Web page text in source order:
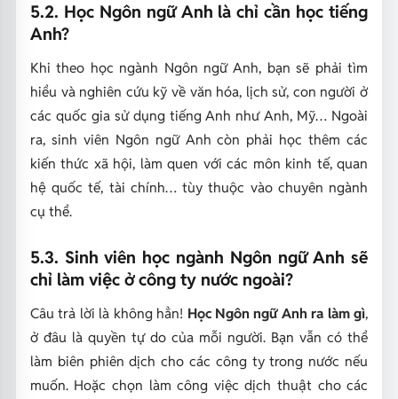
5.2. Học Ngôn ngữ Anh là chỉ cần học tiếng
Anh?
Khi theo học ngành Ngôn ngữ Anh, bạn sẽ phải tìm
hiểu và nghiên cứu kỹ về văn hóa, lịch sử, con người ở
các quốc gia sử dụng tiếng Anh như Anh, Mỹ… Ngoài
ra, sinh viên Ngôn ngữ Anh còn phải học thêm các
kiến thức xã hội, làm quen với các môn kinh tế, quan
hệ quốc tế, tài chính… tùy thuộc vào chuyên ngành
cụ thể.
5.3. Sinh viên học ngành Ngôn ngữ Anh sẽ
chỉ làm việc ở công ty nước ngoài?
Câu trả lời là không hẳn! Học Ngôn ngữ Anh ra làm gì,
ở đâu là quyền tự do của mỗi người. Bạn vẫn có thể
làm biên phiên dịch cho các công ty trong nước nếu
muốn. Hoặc chọn làm công việc dịch thuật cho các